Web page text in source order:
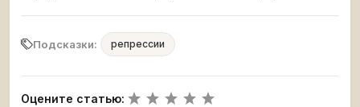
Подсказки: репрессии
Оцените статью: